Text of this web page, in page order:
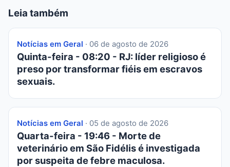
Leia também
Notícias em Geral · 06 de agosto de 2026
Quinta-feira - 08:20 - RJ: líder religioso é
preso por transformar fiéis em escravos
sexuais.
Notícias em Geral · 05 de agosto de 2026
Quarta-feira - 19:46 - Morte de
veterinário em São Fidélis é investigada
por suspeita de febre maculosa.